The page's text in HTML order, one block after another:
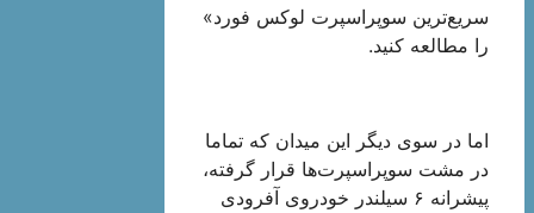
سریع‌ترین سوپراسپرت لوکس فورد»
را مطالعه کنید.
اما در سوی دیگر این میدان که تماما
در مشت سوپراسپرت‌ها قرار گرفته،
پیشرانه ۶ سیلندر خودروی آفرودی